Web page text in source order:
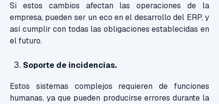
Si estos cambios afectan las operaciones de la
empresa, pueden ser un eco en el desarrollo del ERP, y
así cumplir con todas las obligaciones establecidas en
el futuro.
Soporte de incidencias.
Estos sistemas complejos requieren de funciones
humanas, ya que pueden producirse errores durante la